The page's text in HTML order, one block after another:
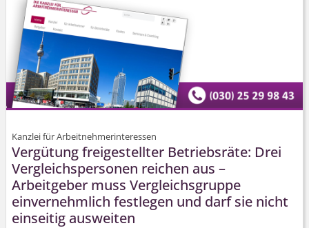
Kanzlei für Arbeitnehmerinteressen
Vergütung freigestellter Betriebsräte: Drei
Vergleichspersonen reichen aus –
Arbeitgeber muss Vergleichsgruppe
einvernehmlich festlegen und darf sie nicht
einseitig ausweiten